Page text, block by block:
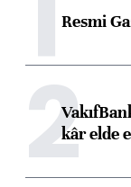
Resmi
2kâr elde